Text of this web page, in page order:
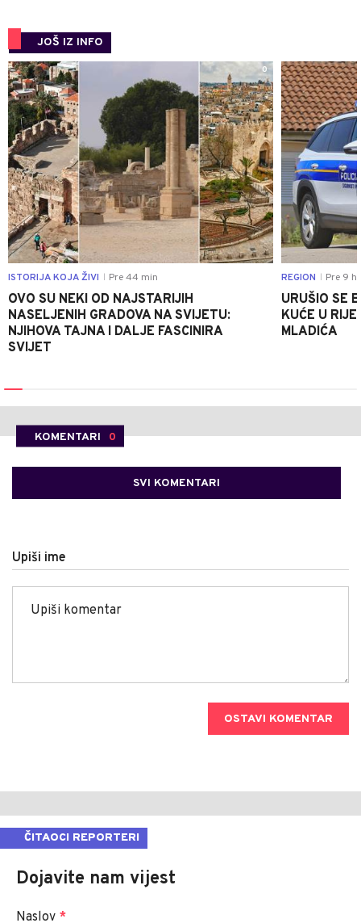
JOŠ IZ INFO
0
ISTORIJA KOJA ŽIVI Pre 44 min
OVO SU NEKI OD NAJSTARIJIH
NASELJENIH GRADOVA NA SVIJETU:
NJIHOVA TAJNA I DALJE FASCINIRA
SVIJET
REGION Pre 9 h
URUŠIO SE
KUĆE U
MLADIĆA
KOMENTARI 0
SVI KOMENTARI
Upiši ime
OSTAVI KOMENTAR
ČITAOCI REPORTERI
Dojavite nam vijest
Naslov *